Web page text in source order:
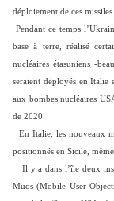
déploiement de ces
Pendant ce temps
base à terre, réalisé
nucléaires étasuniens -
seraient déployés en Italie
aux bombes nucléaires
de 2020.
En Italie, les nouveaux
positionnés en Sicile,
Il y a dans l’île deux
Muos (Mobile User